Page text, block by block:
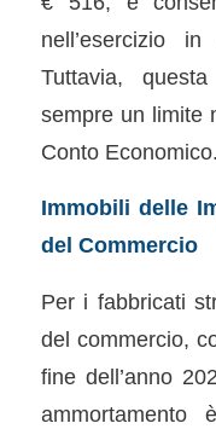
nell’esercizio
Tuttavia,
sempre un limite
Conto Economico.
Immobili delle
del Commercio
Per i fabbricati
del commercio,
fine dell’anno